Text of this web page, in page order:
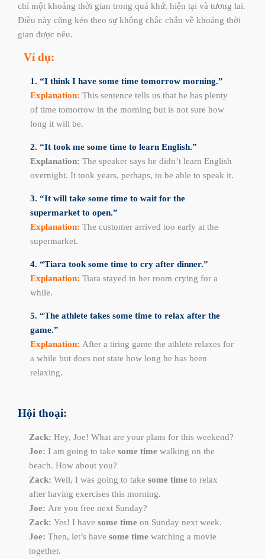
chỉ một khoảng thời gian trong quá khứ, hiện tại và tương lai.
Điều này cũng kéo theo sự không chắc chắn về khoảng thời
gian được nêu.
Ví dụ:
1. “I think I have some time tomorrow morning.”
Explanation: This sentence tells us that he has plenty
of time tomorrow in the morning but is not sure how
long it will be.
2. “It took me some time to learn English.”
Explanation: The speaker says he didn’t learn English
overnight. It took years, perhaps, to be able to speak it.
3. “It will take some time to wait for the
supermarket to open.”
Explanation: The customer arrived too early at the
supermarket.
4. “Tiara took some time to cry after dinner.”
Explanation: Tiara stayed in her room crying for a
while.
5. “The athlete takes some time to relax after the
game.”
Explanation: After a tiring game the athlete relaxes for
a while but does not state how long he has been
relaxing.
Hội thoại:
Zack: Hey, Joe! What are your plans for this weekend?
Joe: I am going to takesome time walking on the
beach. How about you?
Zack: Well, I was going to takesome time to relax
after having exercises this morning.
Joe: Are you free next Sunday?
Zack: Yes! I havesome time on Sunday next week.
Joe: Then, let’s havesome time watching a movie
together.